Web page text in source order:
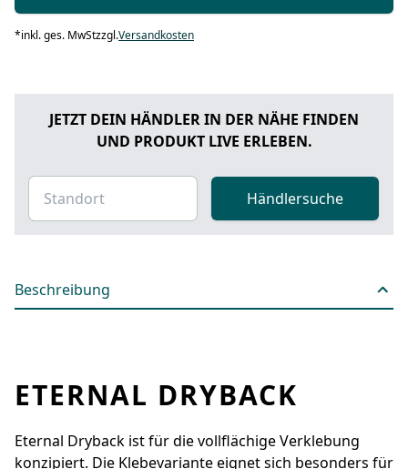
*inkl. ges. MwStzzgl.Versandkosten
JETZT DEIN HÄNDLER IN DER NÄHE FINDEN
UND PRODUKT LIVE ERLEBEN.
Händlersuche
Beschreibung
ETERNAL DRYBACK
Eternal Dryback ist für die vollflächige Verklebung
konzipiert. Die Klebevariante eignet sich besonders für